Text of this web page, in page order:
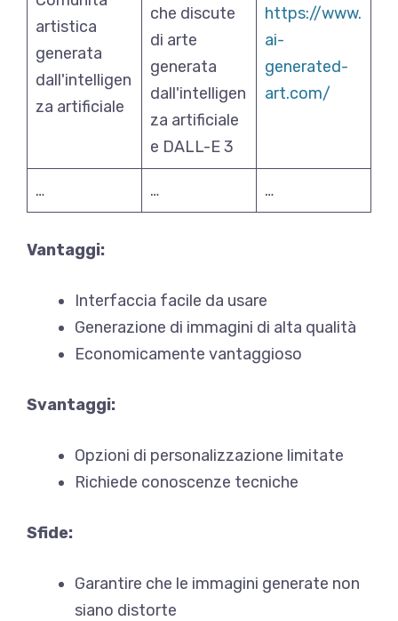
artistica
generata
dall'intelligen
za artificiale
che discute
di arte
generata
dall'intelligen
za artificiale
e DALL-E 3
https://www.
ai-
generated-
art.com/
… … …
Vantaggi:
Interfaccia facile da usare
Generazione di immagini di alta qualità
Economicamente vantaggioso
Svantaggi:
Opzioni di personalizzazione limitate
Richiede conoscenze tecniche
Sfide:
Garantire che le immagini generate non
siano distorte